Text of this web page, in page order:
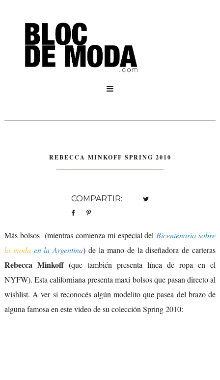

REBECCA MINKOFF SPRING 2010
COMPARTIR:
Más bolsos (mientras comienza mi especial delBicentenario sobre
la moda en la Argentina) de la mano de la diseñadora de carteras
Rebecca Minkoff(que también presenta línea de ropa en el
NYFW). Esta californiana presenta maxi bolsos que pasan directo al
wishlist. A ver si reconocés algún modelito que pasea del brazo de
alguna famosa en este video de su colección Spring 2010: